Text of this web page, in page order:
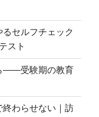
セルフチェック
スト
――受験期の教育
わらせない｜訪